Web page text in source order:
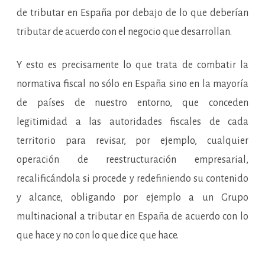
de tributar en España por debajo de lo que deberían
tributar de acuerdo con el negocio que desarrollan.
Y esto es precisamente lo que trata de combatir la
normativa fiscal no sólo en España sino en la mayoría
de países de nuestro entorno, que conceden
legitimidad a las autoridades fiscales de cada
territorio para revisar, por ejemplo, cualquier
operación de reestructuración empresarial,
recalificándola si procede y redefiniendo su contenido
y alcance, obligando por ejemplo a un Grupo
multinacional a tributar en España de acuerdo con lo
que hace y no con lo que dice que hace.